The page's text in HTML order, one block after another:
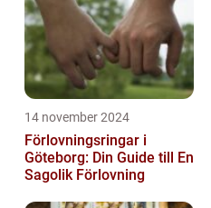
14 november 2024
Förlovningsringar i
Göteborg: Din Guide till En
Sagolik Förlovning